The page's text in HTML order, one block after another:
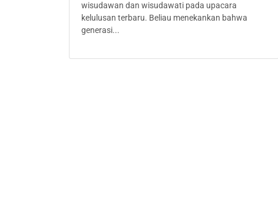
wisudawan dan wisudawati pada upacara
kelulusan terbaru. Beliau menekankan bahwa
generasi...